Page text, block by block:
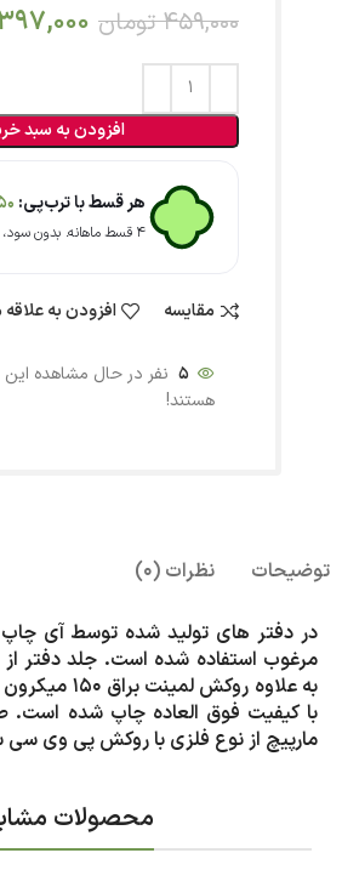
459,000 تومان
افزودن به سبد
هر قسط با ترب‌پی:
۴ قسط ماهانه. بدون سود، چک و ضامن.
مقایسه افزودن به
5 نفر در حال مشاهده
هستند!
توضیحات نظرات (0)
به علاوه روکش
با کیفیت فوق العاده چاپ شده است.
مارپیچ از نوع فلزی با روکش پی وی
محصولات